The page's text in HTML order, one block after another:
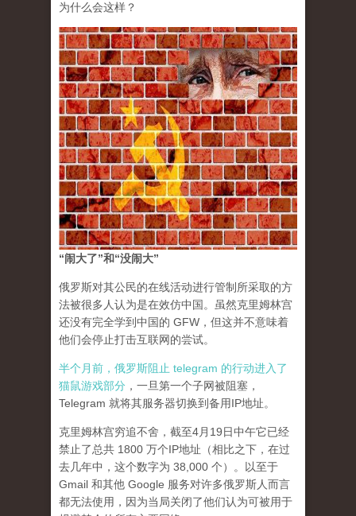
为什么会这样？
“闹大了”和“没闹大”
俄罗斯对其公民的在线活动进行管制所采取的方
法被很多人认为是在效仿中国。虽然克里姆林宫
还没有完全学到中国的 GFW，但这并不意味着
他们会停止打击互联网的尝试。
半个月前，俄罗斯阻止 telegram 的行动进入了
猫鼠游戏部分 ，一旦第一个子网被阻塞，
Telegram 就将其服务器切换到备用IP地址。
克里姆林宫穷追不舍，截至4月19日中午它已经
禁止了总共 1800 万个IP地址（相比之下，在过
去几年中，这个数字为 38,000 个）。以至于
Gmail 和其他 Google 服务对许多俄罗斯人而言
都无法使用，因为当局关闭了他们认为可被用于